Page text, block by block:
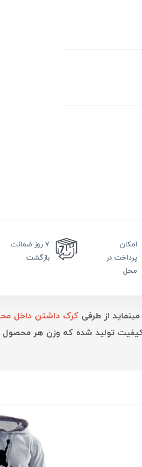
امکان
پرداخت در
محل
۷ روز
ضمانت
بازگشت
از طرفی کرک داشتن داخل
کیفیت تولید شده که وزن هر